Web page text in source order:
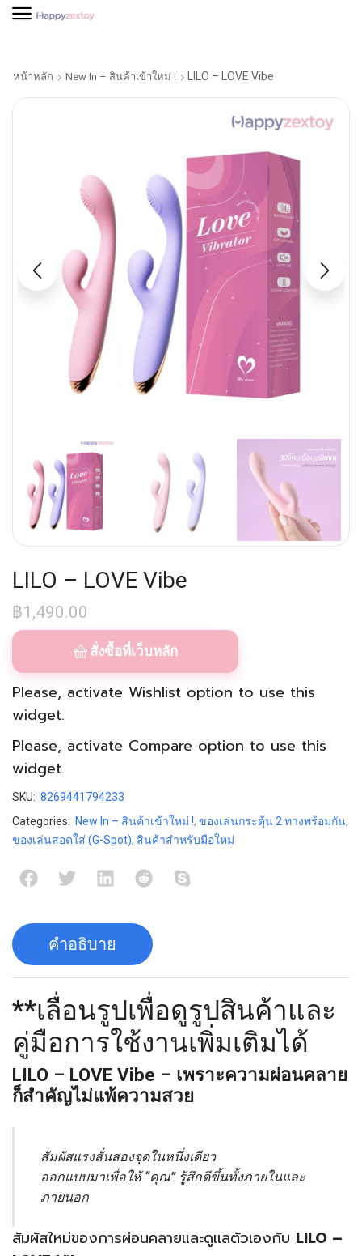
หน้าหลัก New In – สินค้าเข้าใหม่ ! LILO – LOVE Vibe
LILO – LOVE Vibe
฿1,490.00
สั่งซื้อที่เว็บหลัก
Please, activate Wishlist option to use this
widget.
Please, activate Compare option to use this
widget.
SKU: 8269441794233
Categories: New In – สินค้าเข้าใหม่ !, ของเล่นกระตุ้น 2 ทางพร้อมกัน,
ของเล่นสอดใส่ (G-Spot), สินค้าสำหรับมือใหม่
คำอธิบาย
**เลื่อนรูปเพื่อดูรูปสินค้าและ
คู่มือการใช้งานเพิ่มเติมได้
LILO – LOVE Vibe – เพราะความผ่อนคลาย
ก็สำคัญไม่แพ้ความสวย
สัมผัสแรงสั่นสองจุดในหนึ่งเดียว
ออกแบบมาเพื่อให้ “คุณ” รู้สึกดีขึ้นทั้งภายในและ
ภายนอก
สัมผัสใหม่ของการผ่อนคลายและดูแลตัวเองกับ LILO –